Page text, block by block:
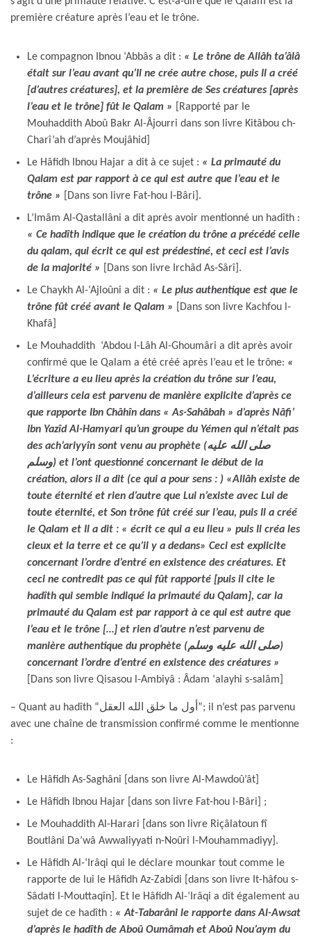
première créature après l’eau et le trône.
Le compagnon Ibnou ‘Abbâs a dit : « Le trône de Allâh ta’âlâ
était sur l’eau avant qu’Il ne crée autre chose, puis Il a créé
[d’autres créatures], et la première de Ses créatures [après
l’eau et le trône] fût le Qalam »
[Rapporté par le
Mouhaddith Aboû Bakr Al-Âjourri dans son livre Kitâbou ch-
Charî’ah d’après Moujâhid]
Le Hâfidh Ibnou Hajar a dit à ce sujet : « La primauté du
Qalam est par rapport à ce qui est autre que l’eau et le
trône »
[Dans son livre Fat-hou l-Bâri].
L’Imâm Al-Qastallâni a dit après avoir mentionné un hadîth :
« Ce hadîth indique que le création du trône a précédé celle
du qalam, qui écrit ce qui est prédestiné, et ceci est l’avis
de la majorité »
[Dans son livre Irchâd As-Sârî].
Le Chaykh Al-‘Ajloûni a dit : « Le plus authentique est que le
trône fût créé avant le Qalam »
[Dans son livre Kachfou l-
Khafâ]
Le Mouhaddith ‘Abdou l-Lâh Al-Ghoumâri a dit après avoir
confirmé que le Qalam a été créé après l’eau et le trône: «
L’écriture a eu lieu après la création du trône sur l’eau,
d’ailleurs cela est parvenu de manière explicite d’après ce
que rapporte Ibn Châhîn dans « As-Sahâbah » d’après Nâfi’
Ibn Yazîd Al-Hamyari qu’un groupe du Yémen qui n’était pas
des ach’ariyyîn sont venu au prophète (صلى الله عليه
وسلم) et l’ont questionné concernant le début de la
création, alors il a dit (ce qui a pour sens : ) «Allâh existe de
toute éternité et rien d’autre que Lui n’existe avec Lui de
toute éternité, et Son trône fût créé sur l’eau, puis Il a créé
le Qalam et Il a dit : « écrit ce qui a eu lieu » puis Il créa les
cieux et la terre et ce qu’il y a dedans» Ceci est explicite
concernant l’ordre d’entré en existence des créatures. Et
ceci ne contredit pas ce qui fût rapporté [puis il cite le
hadîth qui semble indiqué la primauté du Qalam], car la
primauté du Qalam est par rapport à ce qui est autre que
l’eau et le trône […] et rien d’autre n’est parvenu de
manière authentique du prophète (صلى الله عليه وسلم)
concernant l’ordre d’entré en existence des créatures »
[Dans son livre Qisasou l-Ambiyâ : Âdam ‘alayhi s-salâm]
– Quant au hadîth “أول ما خلق الله العقل”; il n’est pas parvenu
avec une chaîne de transmission confirmé comme le mentionne
:
Le Hâfidh As-Saghâni [dans son livre Al-Mawdoû’ât]
Le Hâfidh Ibnou Hajar [dans son livre Fat-hou l-Bâri] ;
Le Mouhaddith Al-Harari [dans son livre Riçâlatoun fî
Boutlâni Da’wâ Awwaliyyati n-Noûri l-Mouhammadiyy].
Le Hâfidh Al-‘Irâqi qui le déclare mounkar tout comme le
rapporte de lui le Hâfidh Az-Zabîdi [dans son livre It-hâfou s-
Sâdati l-Mouttaqîn]. Et le Hâfidh Al-‘Irâqi a dit également au
sujet de ce hadîth : « At-Tabarâni le rapporte dans Al-Awsat
d’après le hadîth de Aboû Oumâmah et Aboû Nou’aym du